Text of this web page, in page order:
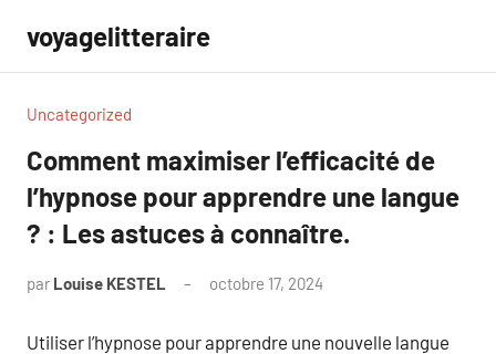
contenu
voyagelitteraire
Uncategorized
Comment maximiser l’efficacité de
l’hypnose pour apprendre une langue
? : Les astuces à connaître.
par Louise KESTEL octobre 17, 2024
Utiliser l’hypnose pour apprendre une nouvelle langue